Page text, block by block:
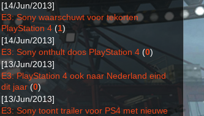
[14/Jun/2013]
E3: Sony waarschuwt voor tekorten
PlayStation 4 (1)
[14/Jun/2013]
E3: Sony onthult doos PlayStation 4 (0)
[13/Jun/2013]
E3: PlayStation 4 ook naar Nederland eind
dit jaar (0)
[13/Jun/2013]
E3: Sony toont trailer voor PS4 met nieuwe